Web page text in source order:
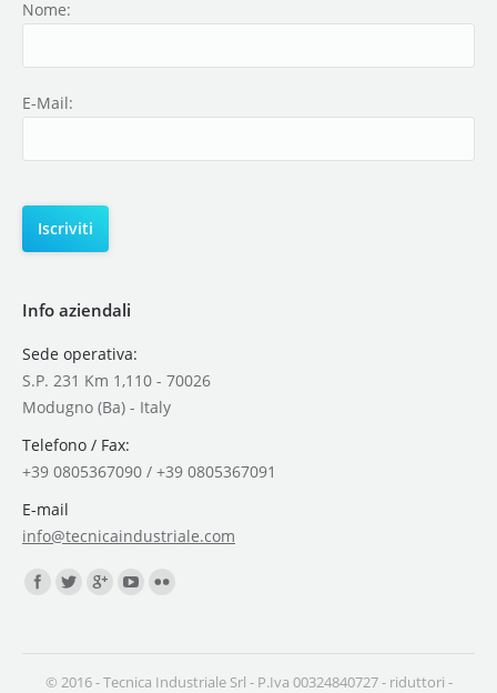
Nome:
E-Mail:
Info aziendali
Sede operativa:
S.P. 231 Km 1,110 - 70026
Modugno (Ba) - Italy
Telefono / Fax:
+39 0805367090 / +39 0805367091
E-mail
info@tecnicaindustriale.com
Find us on:
© 2016 - Tecnica Industriale Srl - P.Iva 00324840727 - riduttori -